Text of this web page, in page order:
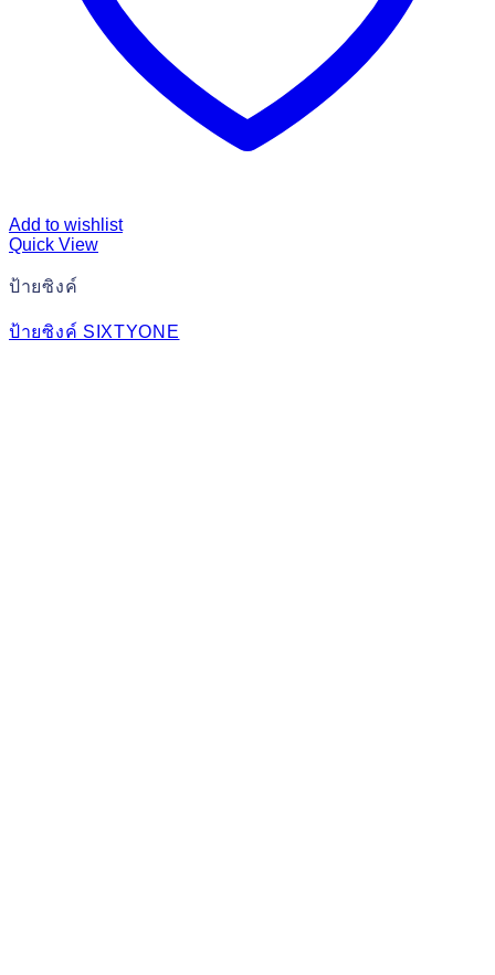
Add to wishlist
Quick View
ป้ายซิงค์
ป้ายซิงค์ SIXTYONE